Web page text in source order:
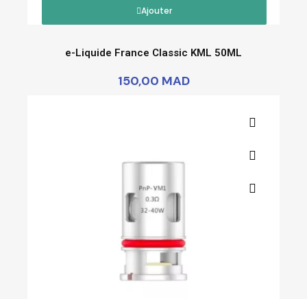
Ajouter
e-Liquide France Classic KML 50ML
150,00 MAD